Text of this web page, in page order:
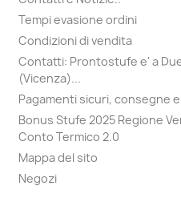
Tempi evasione ordini
Condizioni di vendita
Contatti: Prontostufe e' a
(Vicenza)...
Pagamenti sicuri, consegne
Bonus Stufe 2025 Regione
Conto Termico 2.0
Mappa del sito
Negozi